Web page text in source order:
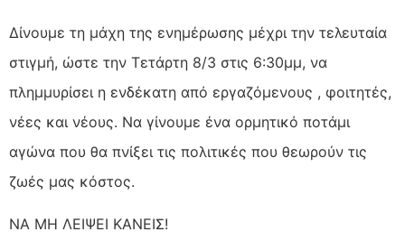
Δίνουμε τη μάχη της ενημέρωσης μέχρι την τελευταία
στιγμή, ώστε την Τετάρτη 8/3 στις 6:30μμ, να
πλημμυρίσει η ενδέκατη από εργαζόμενους , φοιτητές,
νέες και νέους. Να γίνουμε ένα ορμητικό ποτάμι
αγώνα που θα πνίξει τις πολιτικές που θεωρούν τις
ζωές μας κόστος.
ΝΑ ΜΗ ΛΕΙΨΕΙ ΚΑΝΕΙΣ!